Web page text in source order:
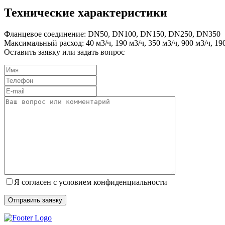
Технические характеристики
Фланцевое соединение: DN50, DN100, DN150, DN250, DN350
Максимальный расход: 40 м3/ч, 190 м3/ч, 350 м3/ч, 900 м3/ч,
Оставить заявку или задать вопрос
Я согласен с условием конфиденциальности